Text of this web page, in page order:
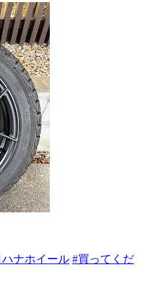
ハナホイール #買ってくだ